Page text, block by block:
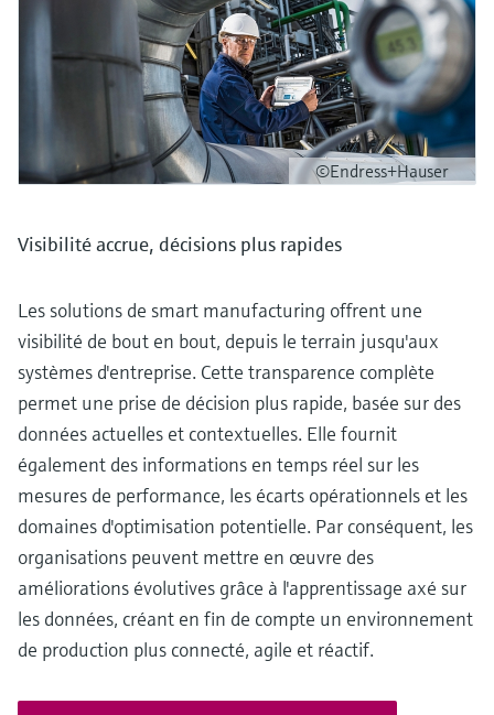
©Endress+Hauser
Visibilité accrue, décisions plus rapides
Les solutions de smart manufacturing offrent une
visibilité de bout en bout, depuis le terrain jusqu'aux
systèmes d'entreprise. Cette transparence complète
permet une prise de décision plus rapide, basée sur des
données actuelles et contextuelles. Elle fournit
également des informations en temps réel sur les
mesures de performance, les écarts opérationnels et les
domaines d'optimisation potentielle. Par conséquent, les
organisations peuvent mettre en œuvre des
améliorations évolutives grâce à l'apprentissage axé sur
les données, créant en fin de compte un environnement
de production plus connecté, agile et réactif.